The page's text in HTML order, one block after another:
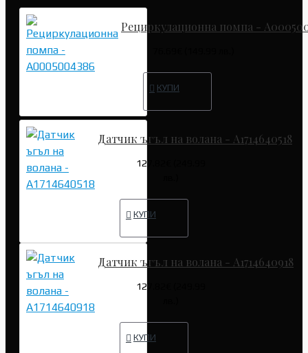
Рециркулационна помпа -
КУПИ
Датчик ъгъл на волана - A1714640518
127.82€ (249.99
КУПИ
Датчик ъгъл на волана - A1714640918
127.82€ (249.99
КУПИ